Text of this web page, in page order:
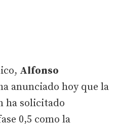
Alfonso
anunciado hoy que la
ha solicitado
0,5 como la